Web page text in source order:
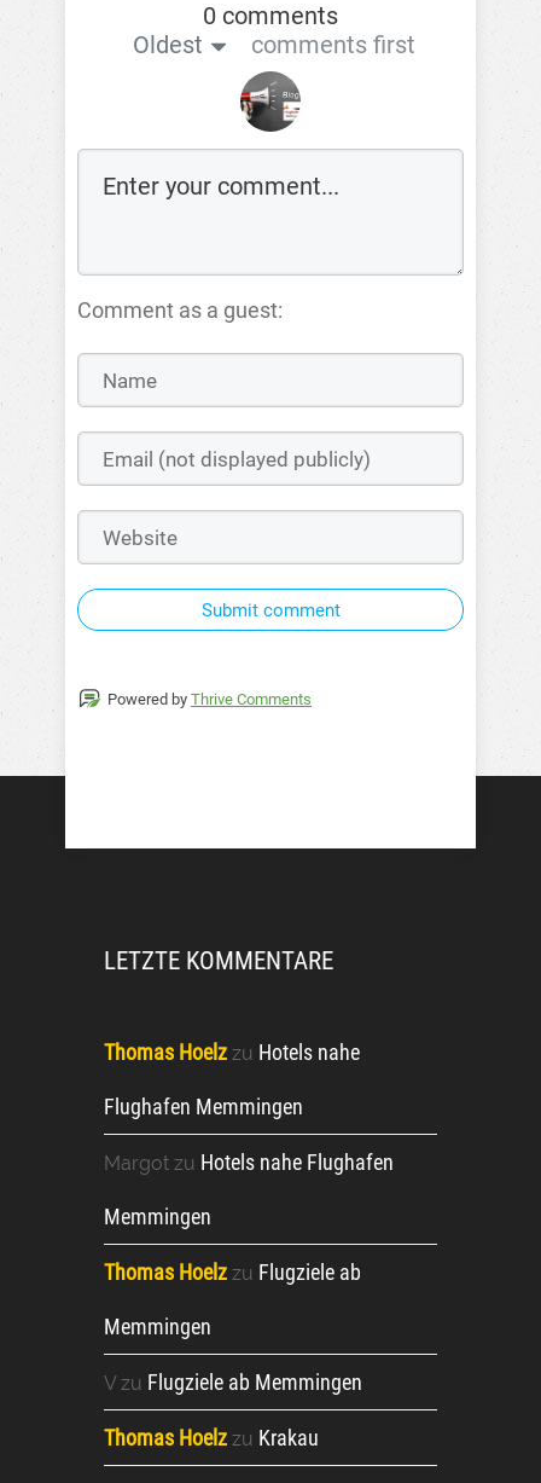
0 comments
Oldest
comments first
Comment as a guest:
Submit comment
Powered by Thrive Comments
LETZTE KOMMENTARE
Thomas Hoelz zu Hotels nahe
Flughafen Memmingen
Margot zu Hotels nahe Flughafen
Memmingen
Thomas Hoelz zu Flugziele ab
Memmingen
Vzu Flugziele ab Memmingen
Thomas Hoelz zu Krakau